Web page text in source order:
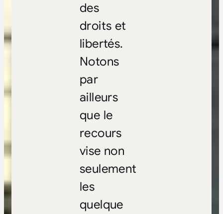
des
droits et
libertés.
Notons
par
ailleurs
que le
recours
vise non
seulement
les
quelque